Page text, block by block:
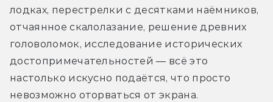
лодках, перестрелки с десятками наёмников,
отчаянное скалолазание, решение древних
головоломок, исследование исторических
достопримечательностей — всё это
настолько искусно подаётся, что просто
невозможно оторваться от экрана.